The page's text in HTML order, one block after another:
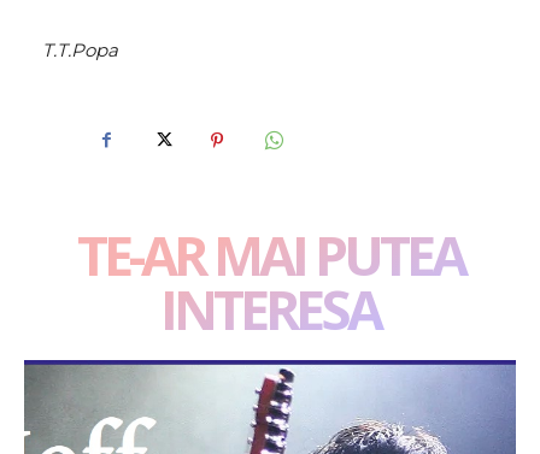
T.T.Popa
TE-AR MAI PUTEA
INTERESA